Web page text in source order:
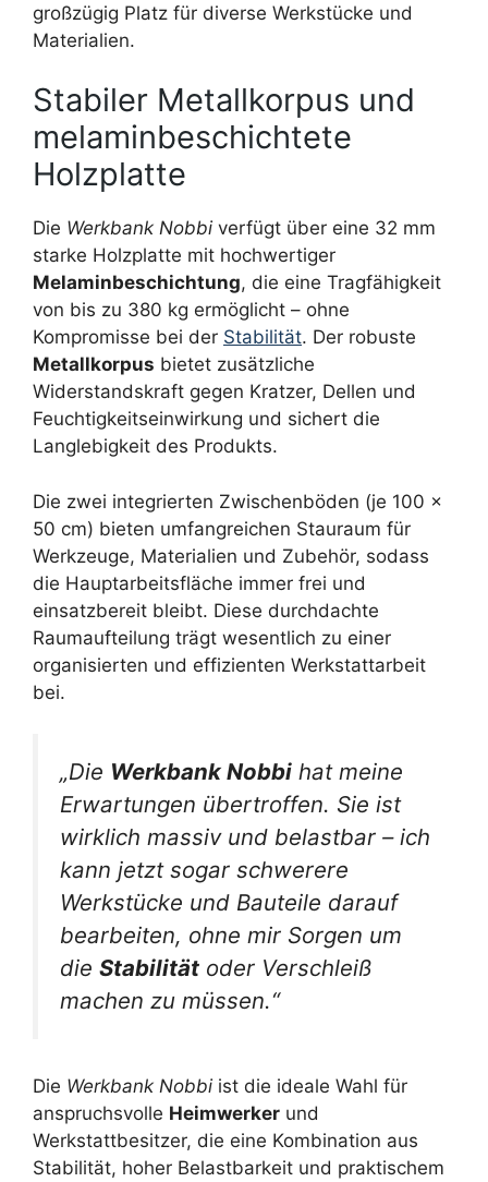
großzügig Platz für diverse Werkstücke und
Materialien.
Stabiler Metallkorpus und
melaminbeschichtete
Holzplatte
Die Werkbank Nobbi verfügt über eine 32 mm
starke Holzplatte mit hochwertiger
Melaminbeschichtung, die eine Tragfähigkeit
von bis zu 380 kg ermöglicht – ohne
Kompromisse bei der Stabilität. Der robuste
Metallkorpus bietet zusätzliche
Widerstandskraft gegen Kratzer, Dellen und
Feuchtigkeitseinwirkung und sichert die
Langlebigkeit des Produkts.
Die zwei integrierten Zwischenböden (je 100 x
50 cm) bieten umfangreichen Stauraum für
Werkzeuge, Materialien und Zubehör, sodass
die Hauptarbeitsfläche immer frei und
einsatzbereit bleibt. Diese durchdachte
Raumaufteilung trägt wesentlich zu einer
organisierten und effizienten Werkstattarbeit
bei.
„Die Werkbank Nobbi hat meine
Erwartungen übertroffen. Sie ist
wirklich massiv und belastbar – ich
kann jetzt sogar schwerere
Werkstücke und Bauteile darauf
bearbeiten, ohne mir Sorgen um
die Stabilität oder Verschleiß
machen zu müssen.“
Die Werkbank Nobbi ist die ideale Wahl für
anspruchsvolle Heimwerker und
Werkstattbesitzer, die eine Kombination aus
Stabilität, hoher Belastbarkeit und praktischem